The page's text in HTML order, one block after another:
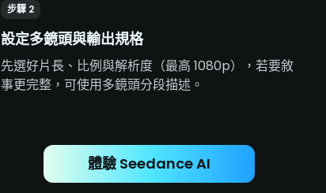
步驟 2
設定多鏡頭與輸出規格
先選好片長、比例與解析度（最高 1080p），若要敘
事更完整，可使用多鏡頭分段描述。
體驗 Seedance AI